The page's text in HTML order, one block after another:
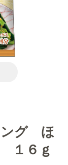
ング ほ
１６ｇ